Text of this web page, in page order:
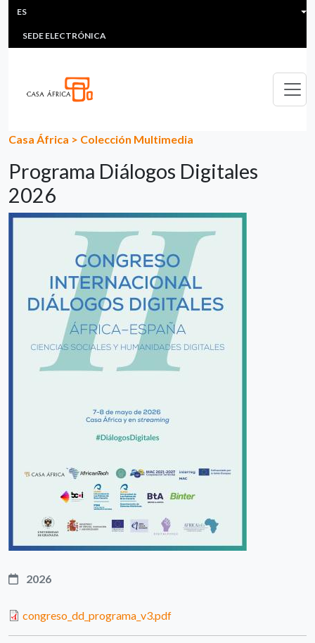
Pasar al contenido principal
HEADER MENU
MULTIMEDIA
SEDE ELECTRÓNICA
ES
Casa África > Colección Multimedia
Programa Diálogos Digitales
2026
2026
congreso_dd_programa_v3.pdf